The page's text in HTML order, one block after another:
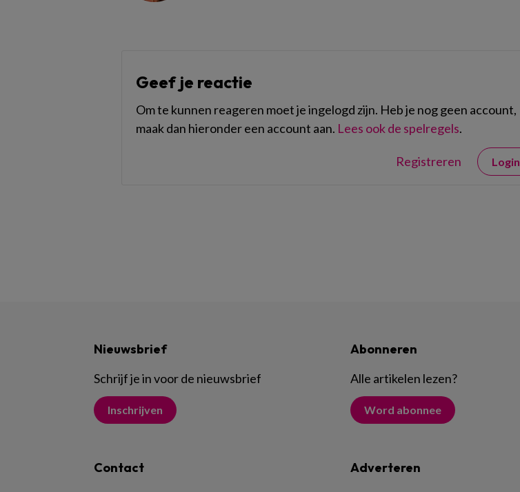
Geef je reactie
Om te kunnen reageren moet je ingelogd zijn. Heb je nog geen account,
maak dan hieronder een account aan. Lees ook de spelregels.
Registreren Login
Nieuwsbrief
Schrijf je in voor de nieuwsbrief
Inschrijven
Abonneren
Alle artikelen lezen?
Word abonnee
Contact Adverteren